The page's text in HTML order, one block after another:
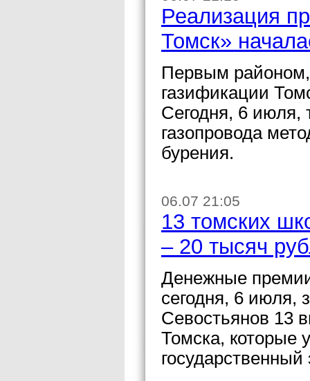
Реализация
Томск»
Первым
газификации
Сегодня, 6 июля,
газопровода
бурения.
06.07 21:05
13 томских
– 20 тысяч
Денежные
сегодня, 6 июля,
Севостьянов 13
Томска, которые